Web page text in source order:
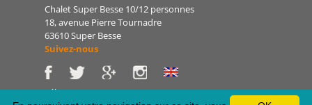
Chalet Super Besse 10/12 personnes
18, avenue Pierre Tournadre
63610 Super Besse
Suivez-nous
Tél : 06 86 75 47 66